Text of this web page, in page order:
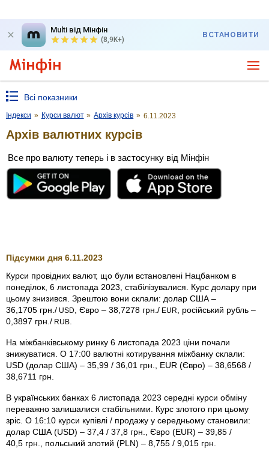
Multi від Мінфін
(8,9K+)
ВСТАНОВИТИ
Всі показники
Індекси » Курси валют » Архів курсів » 6.11.2023
Архів валютних курсів
Все про валюту теперь і в застосунку від Мінфін
Підсумки дня 6.11.2023
Курси провідних валют, що були встановлені Нацбанком в
понеділок, 6 листопада 2023, стабілізувалися. Курс долару при
цьому знизився. Зрештою вони склали: долар США –
36,1705 грн./ USD , Євро – 38,7278 грн./ EUR
, російський рубль –
0,3897 грн./ RUB
На міжбанківському ринку 6 листопада 2023 ціни почали
знижуватися. О 17:00 валютні котирування міжбанку склали:
USD (долар США) – 35,99 / 36,01 грн., EUR (Євро) – 38,6568 /
38,6711 грн.
В українських банках 6 листопада 2023 середні курси обміну
переважно залишалися стабільними. Курс злотого при цьому
зріс. О 16:10 курси купівлі / продажу у середньому становили:
долар США (USD) – 37,4 / 37,8 грн., Євро (EUR) – 39,85 /
40,5 грн., польський злотий (PLN) – 8,755 / 9,015 грн.